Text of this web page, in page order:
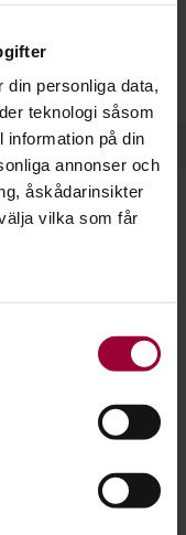
din personliga data,
teknologi såsom
information på din
annonser och
åskådarinsikter
vilka som får
till flera meter
uppgifter
när som